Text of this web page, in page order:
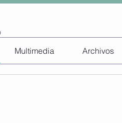
Multimedia Archivos